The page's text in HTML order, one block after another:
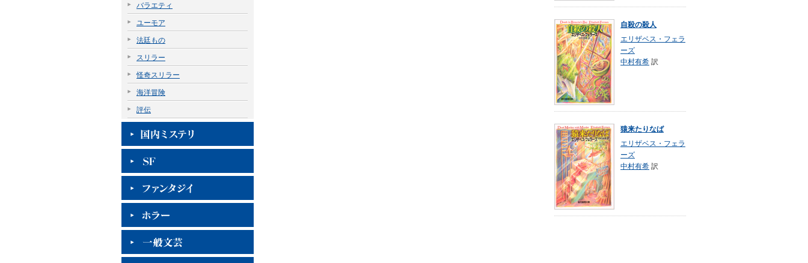
バラエティ
ユーモア
法廷もの
スリラー
怪奇スリラー
海洋冒険
評伝
自殺の殺人
エリザベス・フェラ
ーズ
中村有希 訳
猿来たりなば
エリザベス・フェラ
ーズ
中村有希 訳